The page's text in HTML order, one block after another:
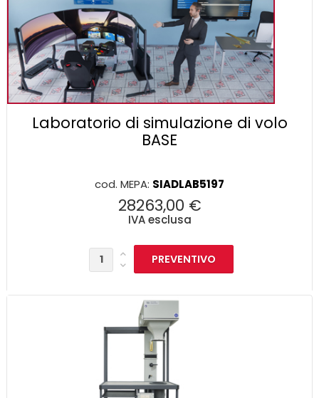
Laboratorio di simulazione di volo
BASE
cod. MEPA: SIADLAB5197
28263,00 €
IVA esclusa